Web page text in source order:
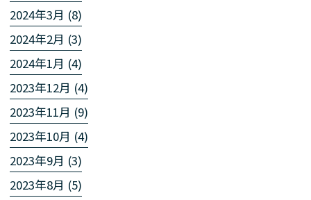
2024年3月 (8)
2024年2月 (3)
2024年1月 (4)
2023年12月 (4)
2023年11月 (9)
2023年10月 (4)
2023年9月 (3)
2023年8月 (5)